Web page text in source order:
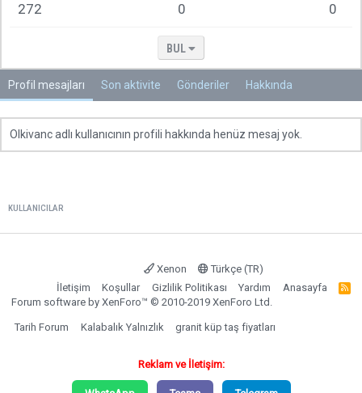
272 0 0
BUL
Profil mesajları Son aktivite Gönderiler Hakkında
Olkivanc adlı kullanıcının profili hakkında henüz mesaj yok.
KULLANICILAR
Xenon
Türkçe (TR)
İletişim
Koşullar Gizlilik Politikası Yardım Anasayfa
R
Forum software by XenForo™ © 2010-2019 XenForo Ltd.
Tarih Forum Kalabalık Yalnızlık granit küp taş fiyatları
Reklam ve İletişim: